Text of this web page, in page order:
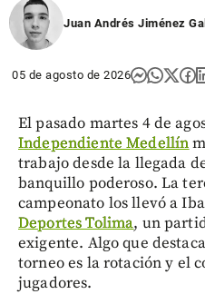
Juan Andrés Jiménez
05 de agosto de 2026
El pasado martes 4 de
Independiente Medellín
trabajo desde la llegada
banquillo poderoso. La
campeonato los llevó a
Deportes Tolima, un
exigente. Algo que
torneo es la rotación y el
jugadores.